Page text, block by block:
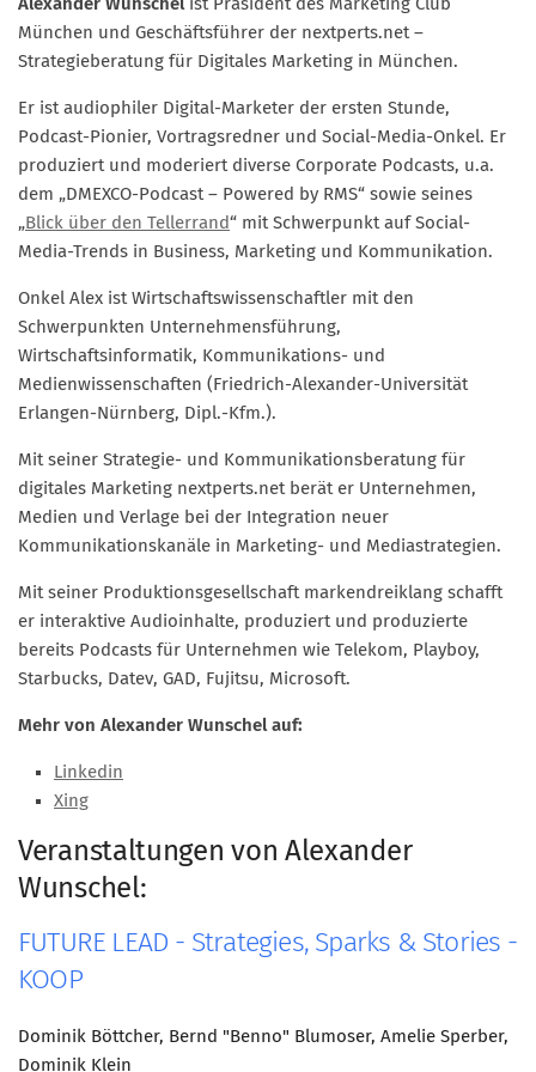
Marketing Pioniere
Mentoring
Partnerschaften
Bundesverband Marketing Clubs
MARKETING PIONIERE
Marketing Pioniere im BVMC
CLUB-KOMMUNIKATION
Newsletter
Clubmagazin
MCM Club TV
MITGLIEDSCHAFT
PODCAST
Alexander Wunschel ist Präsident des Marketing Club
München und Geschäftsführer der nextperts.net –
Strategieberatung für Digitales Marketing in München.
Er ist audiophiler Digital-Marketer der ersten Stunde,
Podcast-Pionier, Vortragsredner und Social-Media-Onkel. Er
produziert und moderiert diverse Corporate Podcasts, u.a.
dem „DMEXCO-Podcast – Powered by RMS“ sowie seines
„Blick über den Tellerrand“ mit Schwerpunkt auf Social-
Media-Trends in Business, Marketing und Kommunikation.
Onkel Alex ist Wirtschaftswissenschaftler mit den
Schwerpunkten Unternehmensführung,
Wirtschaftsinformatik, Kommunikations- und
Medienwissenschaften (Friedrich-Alexander-Universität
Erlangen-Nürnberg, Dipl.-Kfm.).
Mit seiner Strategie- und Kommunikationsberatung für
digitales Marketing nextperts.net berät er Unternehmen,
Medien und Verlage bei der Integration neuer
Kommunikationskanäle in Marketing- und Mediastrategien.
Mit seiner Produktionsgesellschaft markendreiklang schafft
er interaktive Audioinhalte, produziert und produzierte
bereits Podcasts für Unternehmen wie Telekom, Playboy,
Starbucks, Datev, GAD, Fujitsu, Microsoft.
Mehr von Alexander Wunschel auf:
Linkedin
Xing
Veranstaltungen von Alexander
Wunschel:
FUTURE LEAD - Strategies, Sparks & Stories -
KOOP
Dominik Böttcher, Bernd "Benno" Blumoser, Amelie Sperber,
Dominik Klein